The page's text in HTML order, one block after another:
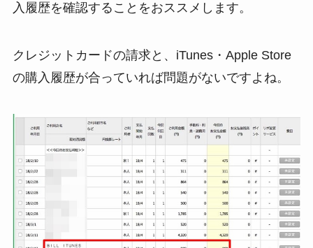
入履歴を確認することをおススメします。
クレジットカードの請求と、iTunes・Apple Store
の購入履歴が合っていれば問題がないですよね。